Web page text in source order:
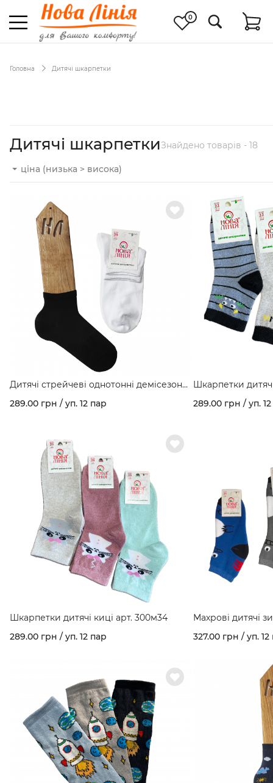
0
Головна Дитячі шкарпетки
Дитячі шкарпеткиЗнайдено товарів - 18
ціна (низька > висока)
Дитячі стрейчеві однотонні демісезонні
шкарпетки кольори в асортименті арт.
300
289.00 грн / уп. 12 пар 289.00 грн / уп.
Шкарпетки дитячі киці арт. 300м34
289.00 грн / уп. 12 пар
Махрові дитячі
кольорів в
350
327.00 грн / уп. 12